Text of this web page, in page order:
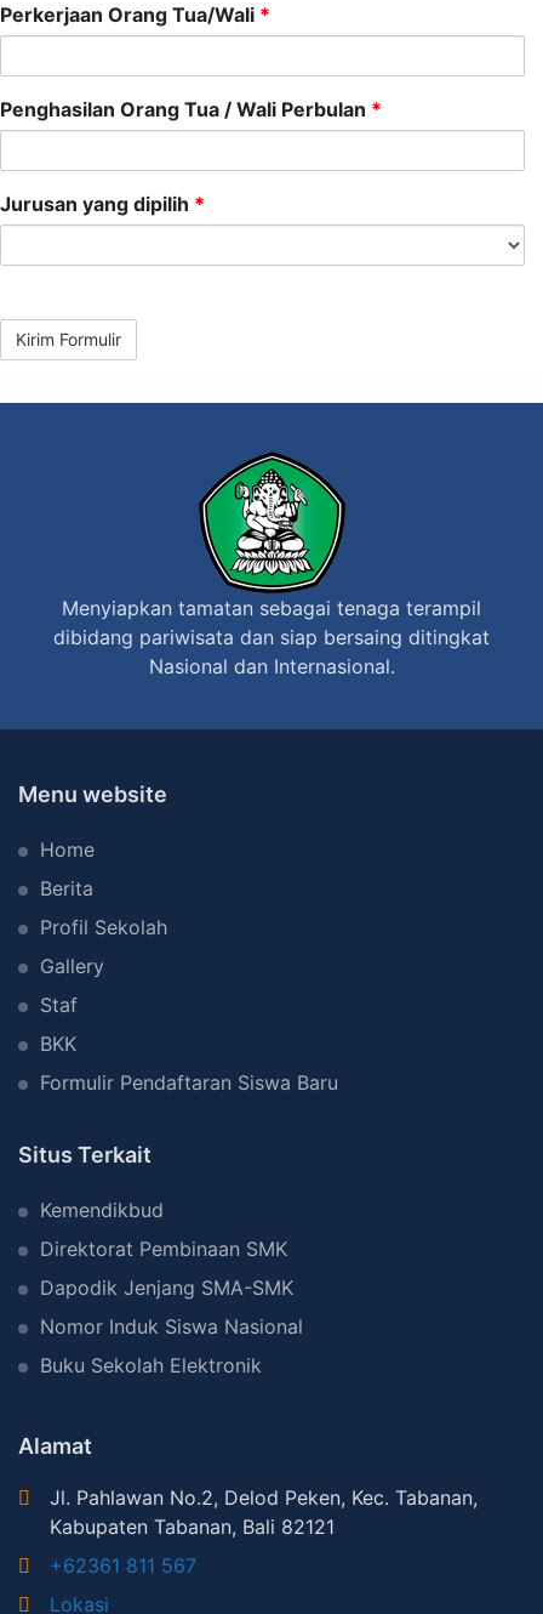
Perkerjaan Orang Tua/Wali *
Penghasilan Orang Tua / Wali Perbulan *
Jurusan yang dipilih *
Menyiapkan tamatan sebagai tenaga terampil
dibidang pariwisata dan siap bersaing ditingkat
Nasional dan Internasional.
Menu website
Home
Berita
Profil Sekolah
Gallery
Staf
BKK
Formulir Pendaftaran Siswa Baru
Situs Terkait
Kemendikbud
Direktorat Pembinaan SMK
Dapodik Jenjang SMA-SMK
Nomor Induk Siswa Nasional
Buku Sekolah Elektronik
Alamat
Jl. Pahlawan No.2, Delod Peken, Kec. Tabanan,
Kabupaten Tabanan, Bali 82121
+62361 811 567
Lokasi